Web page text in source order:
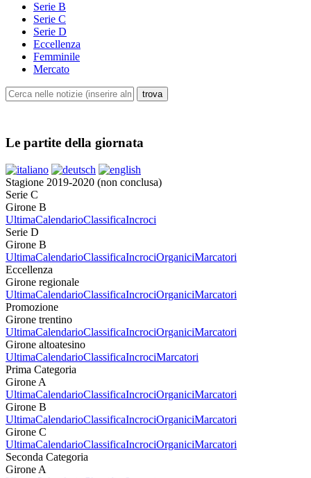
Serie B
Serie C
Serie D
Eccellenza
Femminile
Mercato
Le partite della giornata
Stagione 2019-2020 (non conclusa)
Serie C
Girone B
UltimaCalendarioClassificaIncroci
Serie D
Girone B
UltimaCalendarioClassificaIncrociOrganiciMarcatori
Eccellenza
Girone regionale
UltimaCalendarioClassificaIncrociOrganiciMarcatori
Promozione
Girone trentino
UltimaCalendarioClassificaIncrociOrganiciMarcatori
Girone altoatesino
UltimaCalendarioClassificaIncrociMarcatori
Prima Categoria
Girone A
UltimaCalendarioClassificaIncrociOrganiciMarcatori
Girone B
UltimaCalendarioClassificaIncrociOrganiciMarcatori
Girone C
UltimaCalendarioClassificaIncrociOrganiciMarcatori
Seconda Categoria
Girone A